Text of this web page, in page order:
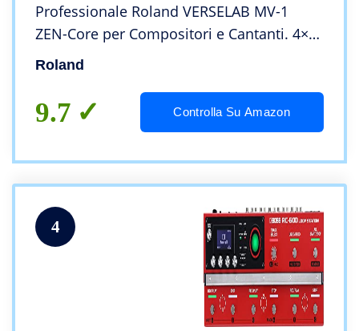
Professionale Roland VERSELAB MV-1
ZEN-Core per Compositori e Cantanti. 4×4
pad e Step Sequencer TR-REC per la
melodiche
Roland
9.7 Controlla Su Amazon
4